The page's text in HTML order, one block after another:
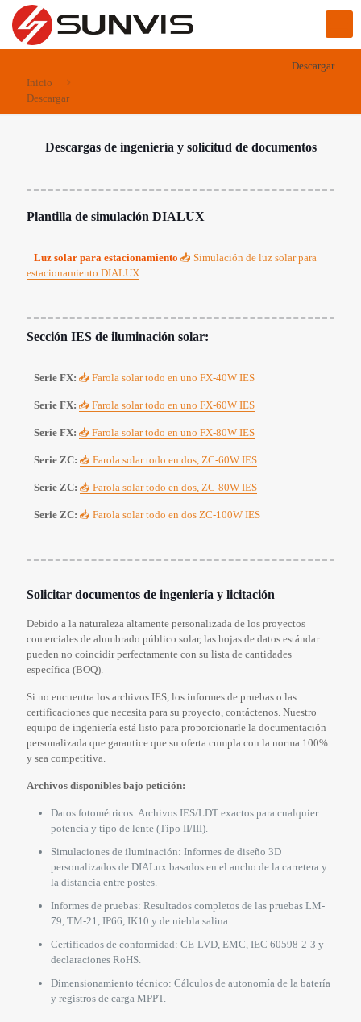
Descargar
Inicio
Descargar
Descargas de ingeniería y solicitud de documentos
Plantilla de simulación DIALUX
Luz solar para estacionamiento 📥 Simulación de luz solar para
estacionamiento DIALUX
Sección IES de iluminación solar:
Serie FX: 📥 Farola solar todo en uno FX-40W IES
Serie FX: 📥 Farola solar todo en uno FX-60W IES
Serie FX: 📥 Farola solar todo en uno FX-80W IES
Serie ZC: 📥 Farola solar todo en dos, ZC-60W IES
Serie ZC: 📥 Farola solar todo en dos, ZC-80W IES
Serie ZC: 📥 Farola solar todo en dos ZC-100W IES
Solicitar documentos de ingeniería y licitación
Debido a la naturaleza altamente personalizada de los proyectos
comerciales de alumbrado público solar, las hojas de datos estándar
pueden no coincidir perfectamente con su lista de cantidades
específica (BOQ).
Si no encuentra los archivos IES, los informes de pruebas o las
certificaciones que necesita para su proyecto, contáctenos. Nuestro
equipo de ingeniería está listo para proporcionarle la documentación
personalizada que garantice que su oferta cumpla con la norma 100%
y sea competitiva.
Archivos disponibles bajo petición:
Datos fotométricos: Archivos IES/LDT exactos para cualquier
potencia y tipo de lente (Tipo II/III).
Simulaciones de iluminación: Informes de diseño 3D
personalizados de DIALux basados en el ancho de la carretera y
la distancia entre postes.
Informes de pruebas: Resultados completos de las pruebas LM-
79, TM-21, IP66, IK10 y de niebla salina.
Certificados de conformidad: CE-LVD, EMC, IEC 60598-2-3 y
declaraciones RoHS.
Dimensionamiento técnico: Cálculos de autonomía de la batería
y registros de carga MPPT.